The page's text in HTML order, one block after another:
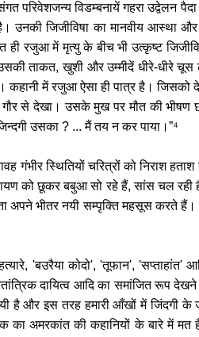
परिवेशजन्य विडम्बनायें गहरा उद्वेलन
जिजीविषा का मानवीय आस्था और
रजुआ में मृत्यु के बीच भी उत्कृष्ट
ताकत, खुशी और उम्मीदें धीरे-धीरे चूस
है। कहानी में रजुआ ऐसा ही पात्र है।
से देखा। उसके मुख पर मौत की भीषण
उसका ? ... मैं तय न कर पाया।”⁴
गंभीर स्थितियों चरित्रों को निराश
को छूकर बबुआ सो रहे हैं, सांस चल रही
भीतर नयी सम्पृक्ति महसूस करते हैं।
'बउरैया कोदो', 'तूफान', 'सप्ताहांत'
दायित्व आदि का समांजित रूप
है और इस तरह हमारी आँखों में जिंदगी
अमरकांत की कहानियों के बारे में